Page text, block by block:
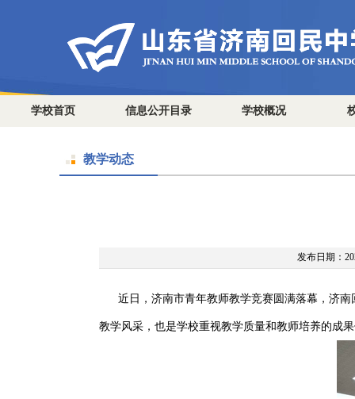
学校首页 信息公开目录 学校概况
教学动态
发布日期：
近日，济南市青年教师教学竞赛圆满落幕，济
教学风采，也是学校重视教学质量和教师培养的成